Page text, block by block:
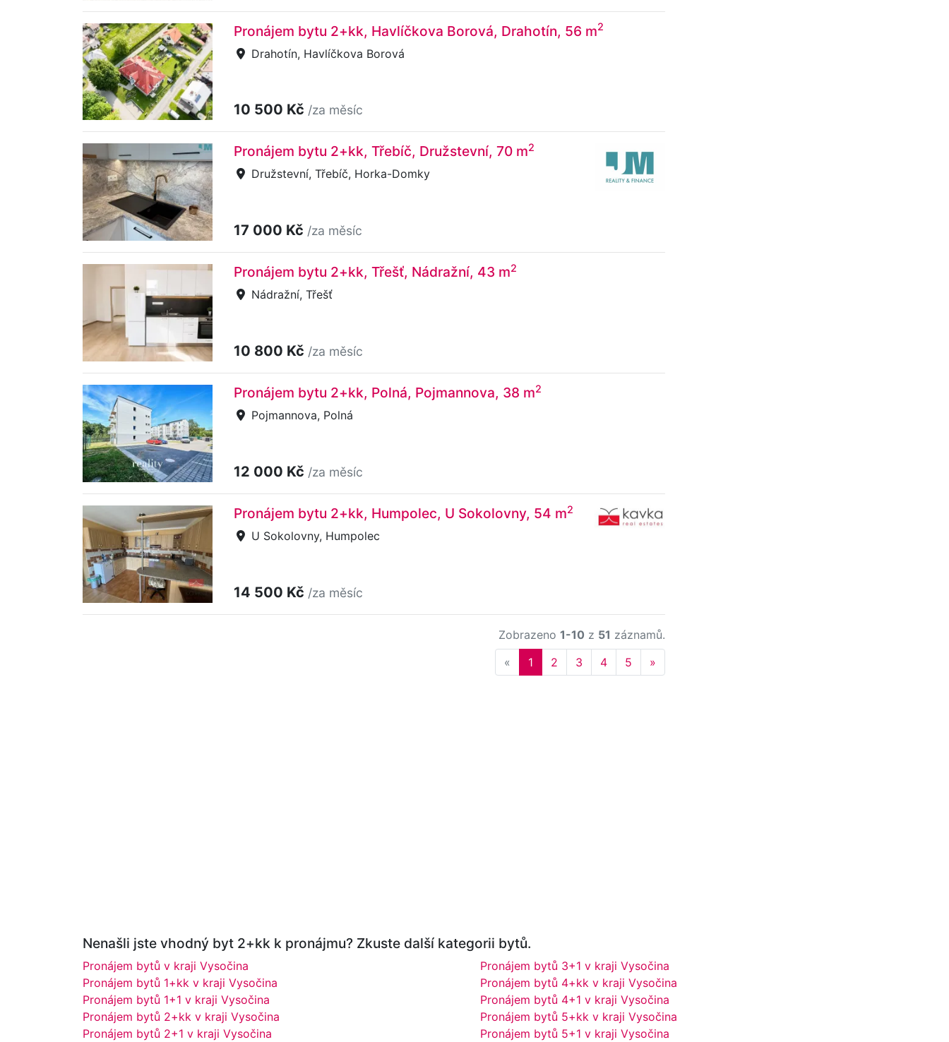
Pronájem bytu 2+kk, Havlíčkova Borová, Drahotín, 56 m2
Drahotín, Havlíčkova Borová
10 500 Kč /za měsíc
Pronájem bytu 2+kk, Třebíč, Družstevní, 70 m2
Družstevní, Třebíč, Horka-Domky
17 000 Kč /za měsíc
Pronájem bytu 2+kk, Třešť, Nádražní, 43 m2
Nádražní, Třešť
10 800 Kč /za měsíc
Pronájem bytu 2+kk, Polná, Pojmannova, 38 m2
Pojmannova, Polná
12 000 Kč /za měsíc
Pronájem bytu 2+kk, Humpolec, U Sokolovny, 54 m2
U Sokolovny, Humpolec
14 500 Kč /za měsíc
Zobrazeno 1-10 z 51 záznamů.
« Previous
1 2 3 4 5 »
Nenašli jste vhodný byt 2+kk k pronájmu? Zkuste další kategorii bytů.
Pronájem bytů v kraji Vysočina
Pronájem bytů 1+kk v kraji Vysočina
Pronájem bytů 1+1 v kraji Vysočina
Pronájem bytů 2+kk v kraji Vysočina
Pronájem bytů 2+1 v kraji Vysočina
Pronájem bytů 3+1 v kraji Vysočina
Pronájem bytů 4+kk v kraji Vysočina
Pronájem bytů 4+1 v kraji Vysočina
Pronájem bytů 5+kk v kraji Vysočina
Pronájem bytů 5+1 v kraji Vysočina